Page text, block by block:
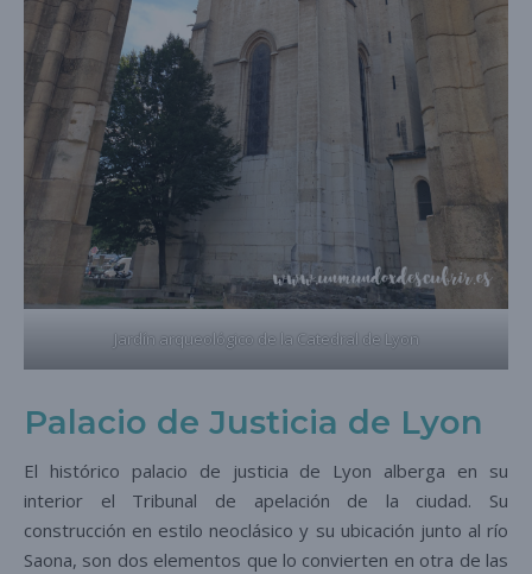
Jardín arqueológico de la Catedral de Lyon
Palacio de Justicia de Lyon
El histórico palacio de justicia de Lyon alberga en su
interior el Tribunal de apelación de la ciudad. Su
construcción en estilo neoclásico y su ubicación junto al río
Saona, son dos elementos que lo convierten en otra de las